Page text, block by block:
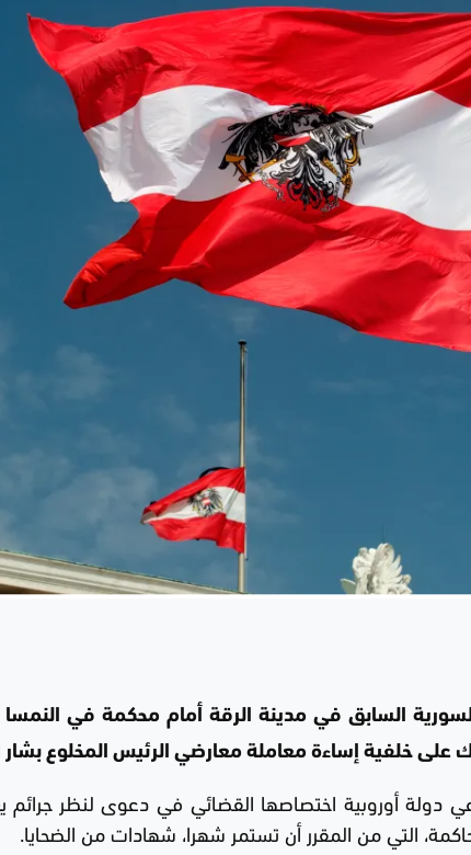
السابق في مدينة الرقة أمام محكمة في النمسا
على خلفية إساءة معاملة معارضي الرئيس المخلوع
دولة أوروبية اختصاصها القضائي في دعوى لنظر
التي من المقرر أن تستمر شهرا، شهادات من الضحايا.